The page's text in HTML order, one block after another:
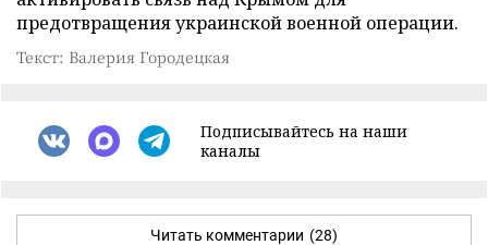
предотвращения украинской военной операции.
Текст: Валерия Городецкая
Подписывайтесь на наши
каналы
Читать комментарии (28)